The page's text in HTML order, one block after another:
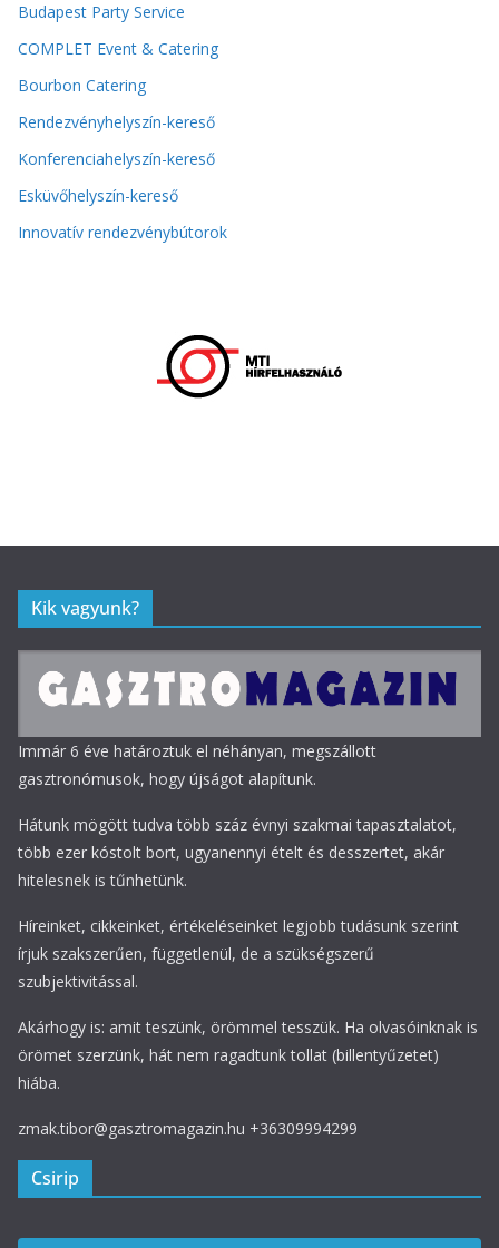
Budapest Party Service
COMPLET Event & Catering
Bourbon Catering
Rendezvényhelyszín-kereső
Konferenciahelyszín-kereső
Esküvőhelyszín-kereső
Innovatív rendezvénybútorok
Kik vagyunk?
Immár 6 éve határoztuk el néhányan, megszállott
gasztronómusok, hogy újságot alapítunk.
Hátunk mögött tudva több száz évnyi szakmai tapasztalatot,
több ezer kóstolt bort, ugyanennyi ételt és desszertet, akár
hitelesnek is tűnhetünk.
Híreinket, cikkeinket, értékeléseinket legjobb tudásunk szerint
írjuk szakszerűen, függetlenül, de a szükségszerű
szubjektivitással.
Akárhogy is: amit teszünk, örömmel tesszük. Ha olvasóinknak is
örömet szerzünk, hát nem ragadtunk tollat (billentyűzetet)
hiába.
zmak.tibor@gasztromagazin.hu +36309994299
Csirip